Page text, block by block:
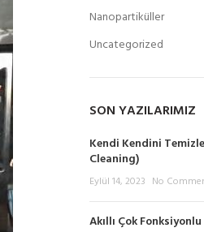
Nanopartiküller
Uncategorized
SON YAZILARIMIZ
Kendi Kendini
Cleaning)
Eylül 14, 2023 No
Akıllı Çok